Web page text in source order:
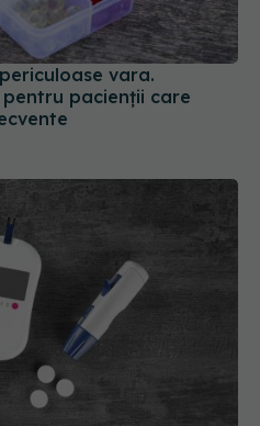
vara.
pacienții care
diabet, asociate cu